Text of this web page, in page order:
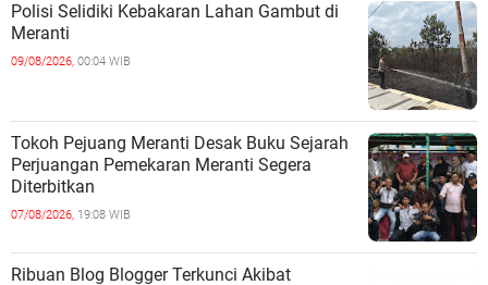
Polisi Selidiki Kebakaran Lahan Gambut di
Meranti
09/08/2026, 00:04 WIB
Tokoh Pejuang Meranti Desak Buku Sejarah
Perjuangan Pemekaran Meranti Segera
Diterbitkan
07/08/2026, 19:08 WIB
Ribuan Blog Blogger Terkunci Akibat